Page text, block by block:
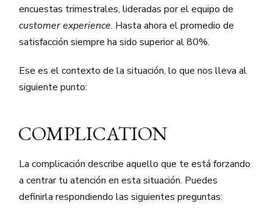
encuestas trimestrales, lideradas por el equipo de
customer experience. Hasta ahora el promedio de
satisfacción siempre ha sido superior al 80%.
Ese es el contexto de la situación, lo que nos lleva al
siguiente punto:
COMPLICATION
La complicación describe aquello que te está forzando
a centrar tu atención en esta situación. Puedes
definirla respondiendo las siguientes preguntas: